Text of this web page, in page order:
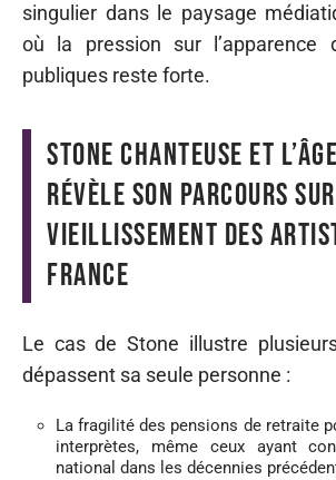
singulier dans le paysage
où la pression sur l’apparence
publiques reste forte.
Stone chanteuse et
révèle son parcours
vieillissement des
France
Le cas de Stone illustre
dépassent sa seule personne :
La fragilité des pensions de retraite
interprètes, même ceux ayant
national dans les décennies